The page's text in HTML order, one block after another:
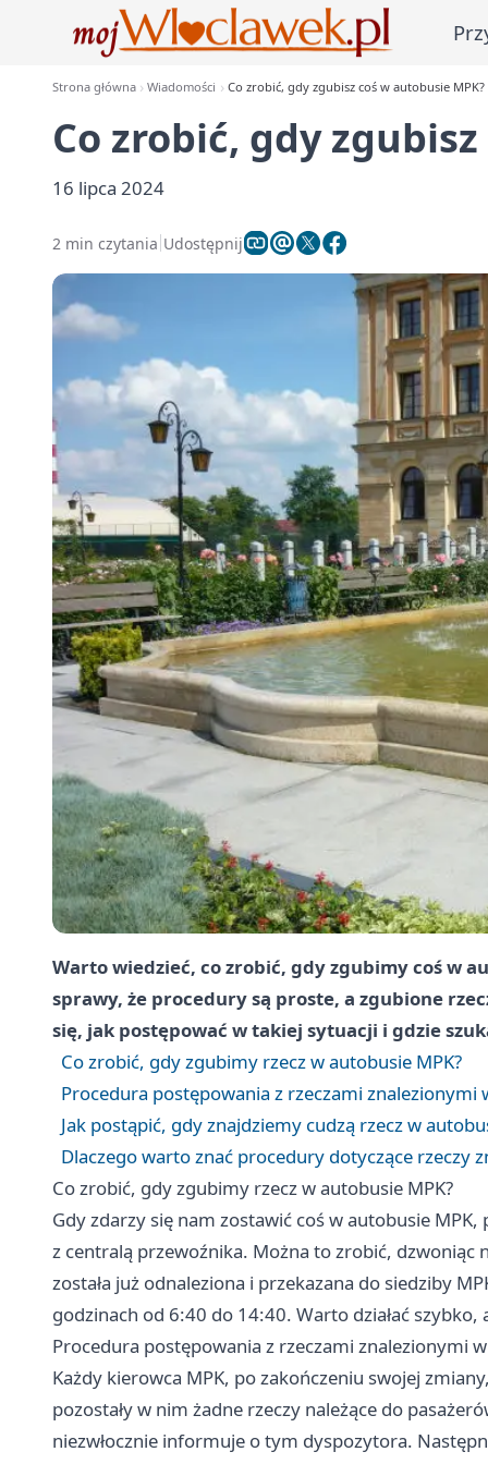
Strona główna Wiadomości Co zrobić, gdy zgubisz coś w autobusie MPK?
Co zrobić, gdy
16 lipca 2024
2 min czytania Udostępnij
Warto wiedzieć, co zrobić, gdy zgubimy coś w
sprawy, że procedury są proste, a zgubione
się, jak postępować w takiej sytuacji i gdzie
Co zrobić, gdy zgubimy rzecz w autobusie MPK?
Procedura postępowania z rzeczami znalezionymi
Jak postąpić, gdy znajdziemy cudzą rzecz w
Dlaczego warto znać procedury dotyczące rzeczy
Co zrobić, gdy zgubimy rzecz w autobusie MPK?
Gdy zdarzy się nam zostawić coś w autobusie
z centralą przewoźnika. Można to zrobić,
została już odnaleziona i przekazana do siedziby
godzinach od 6:40 do 14:40. Warto działać
Procedura postępowania z rzeczami znalezionymi
Każdy kierowca MPK, po zakończeniu swojej
pozostały w nim żadne rzeczy należące do
niezwłocznie informuje o tym dyspozytora.